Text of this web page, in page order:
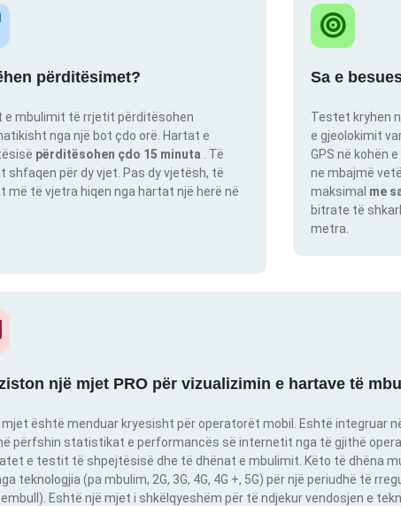
përditësimet?
e mbulimit të rrjetit përditësohen
nga një bot çdo orë. Hartat e
përditësohen çdo 15 minuta
. Të
shfaqen për dy vjet. Pas dy vjetësh, të
më të vjetra hiqen nga hartat një herë në
Sa e
Testet kryhen
e gjeolokimit
GPS në kohën
ne mbajmë
maksimal me
bitrate të
metra.
një mjet PRO për vizualizimin e hartave të
mjet është menduar kryesisht për operatorët mobil. Eshtë integruar
përfshin statistikat e performancës së internetit nga të gjithë
e testit të shpejtësisë dhe të dhënat e mbulimit. Këto të dhëna
teknologjia (pa mbulim, 2G, 3G, 4G, 4G +, 5G) për një periudhë të
Eshtë një mjet i shkëlqyeshëm për të ndjekur vendosjen e